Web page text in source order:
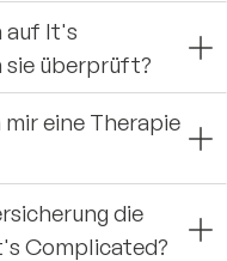
auf It's
sie überprüft?
eine Therapie
die
Complicated?